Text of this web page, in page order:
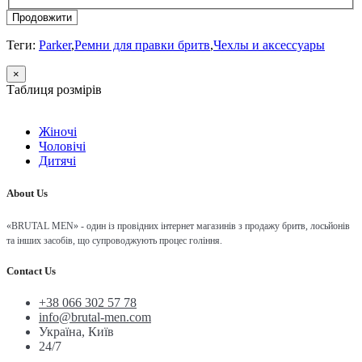
Продовжити
Теги: Parker,Ремни для правки бритв,Чехлы и аксессуары
×
Таблиця розмірів
Жіночі
Чоловічі
Дитячі
About Us
«BRUTAL MEN» - один із провідних інтернет магазинів з продажу бритв, лосьйонів
та інших засобів, що супроводжують процес гоління.
Contact Us
+38 066 302 57 78
info@brutal-men.com
Україна, Київ
24/7